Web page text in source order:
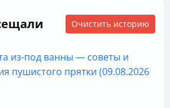
Очистить историю
из-под ванны — советы и
пушистого прятки (09.08.2026